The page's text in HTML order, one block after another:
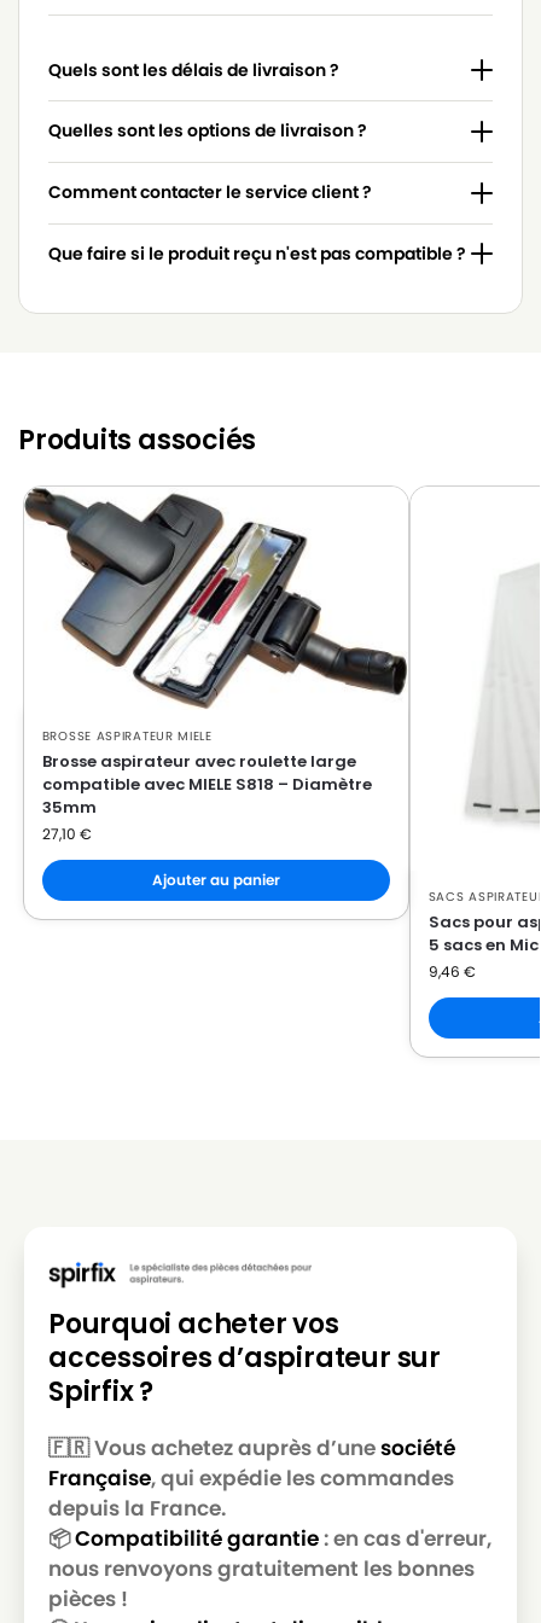
MIELE
MIELE BLUE MAGIC 2000
MIELE
MIELE BLUE MOON
MIELE
MIELE CALYPSO
MIELE
MIELE CAT & DOG 2000
MIELE
MIELE CAT & DOG 700
MIELE
MIELE ELEC 2000
MIELE
MIELE ELECTRO 2000
MIELE
MIELE ELECTRONIC 3800
MIELE EUROSTAR
MIELE
MIELE EXQUISIT C
MIELE EXQUISIT GTI
MIELE
MIELE EXQUISIT N
MIELE
MIELE
MIELE EXQUISIT XS
MIELE
MIELE FLAMENCO
MIELE
MIELE METEOR COMPACT
MIELE
MIELE METEOR GT
MIELE
MIELE METEOR M
MIELE
MIELE
MIELE METEOR VERT
MIELE
MIELE MONDIA 1500
MIELE
MIELE MONDIA C
MIELE
Quels sont les délais de livraison ?
Quelles sont les options de livraison ?
Comment contacter le service client ?
Que faire si le produit reçu n'est pas compatible ?
Produits associés
BROSSE ASPIRATEUR MIELE
Brosse aspirateur avec roulette large
compatible avec MIELE S818 – Diamètre
35mm
27,10 €
Ajouter au panier
SACS
Sacs pour
5 sacs en
9,46 €
Pourquoi acheter vos
accessoires d’aspirateur sur
Spirfix ?
🇫🇷 Vous achetez auprès d’unesociété
Française, qui expédie les commandes
depuis la France.
📦Compatibilité garantie: en cas d'erreur,
nous renvoyons gratuitement les bonnes
pièces !